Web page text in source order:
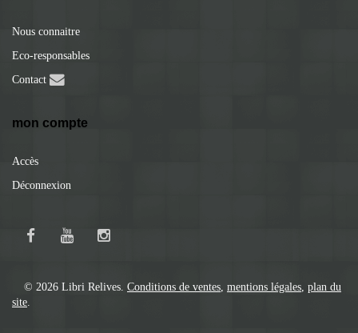
Nous connaitre
Eco-responsables
Contact
mon compte
Accès
Déconnexion
© 2026 Libri Relives. Conditions de ventes mentions légales plan du
site